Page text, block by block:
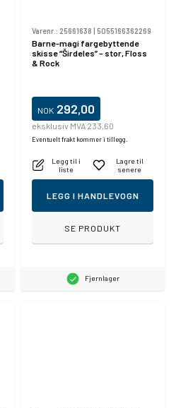
Varenr.: 25661638 | 5055166362269
Barne-magi fargebyttende
skisse “Širdeles” – stor, Floss
& Rock
NOK 292,00
eksklusiv MVA 233,60
Eventuelt frakt kommer i tillegg.
Legg til i
liste
Lagre til
senere
LEGG I HANDLEVOGN
SE PRODUKT
Fjernlager